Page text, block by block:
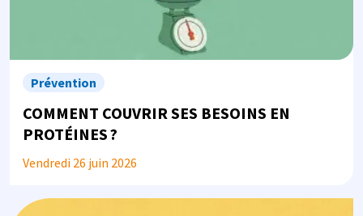
Prévention
COMMENT COUVRIR SES BESOINS EN
PROTÉINES ?
Vendredi 26 juin 2026
Image